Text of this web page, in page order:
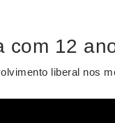
com 12
liberal nos